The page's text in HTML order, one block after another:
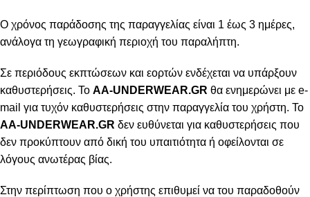
Ο χρόνος παράδοσης της παραγγελίας είναι 1 έως 3 ημέρες,
ανάλογα τη γεωγραφική περιοχή του παραλήπτη.
Σε περιόδους εκπτώσεων και εορτών ενδέχεται να υπάρξουν
καθυστερήσεις. Το AA-UNDERWEAR.GR θα ενημερώνει με e-
mail για τυχόν καθυστερήσεις στην παραγγελία του χρήστη. Το
AA-UNDERWEAR.GR δεν ευθύνεται για καθυστερήσεις που
δεν προκύπτουν από δική του υπαιτιότητα ή οφείλονται σε
λόγους ανωτέρας βίας.
Στην περίπτωση που ο χρήστης επιθυμεί να του παραδοθούν